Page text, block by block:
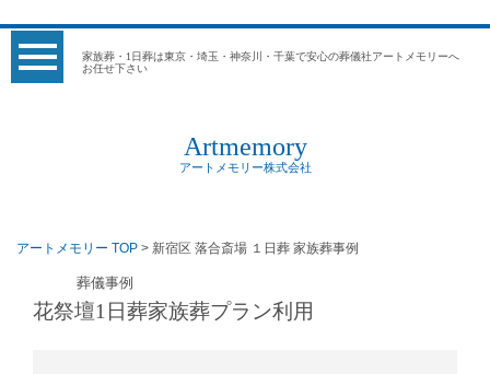
家族葬・1日葬は東京・埼玉・神奈川・千葉で安心の葬儀社アートメモリーへ
お任せ下さい
Artmemory
アートメモリー株式会社
アートメモリー TOP > 新宿区 落合斎場 １日葬 家族葬事例
葬儀事例
花祭壇1日葬家族葬プラン利用